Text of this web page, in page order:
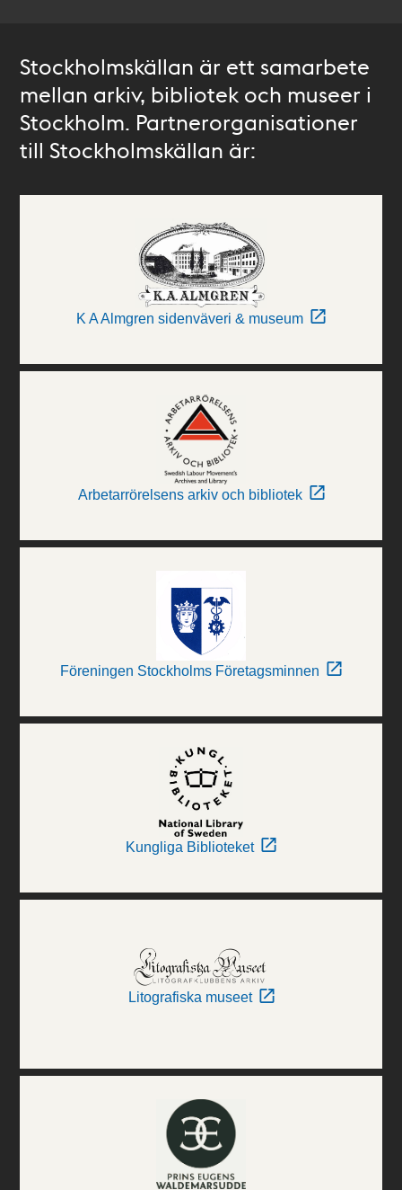
Stockholmskällan är ett samarbete
mellan arkiv, bibliotek och museer i
Stockholm. Partnerorganisationer
till Stockholmskällan är:
K A Almgren sidenväveri & museum
Arbetarrörelsens arkiv och bibliotek
Föreningen Stockholms Företagsminnen
Kungliga Biblioteket
Litografiska museet